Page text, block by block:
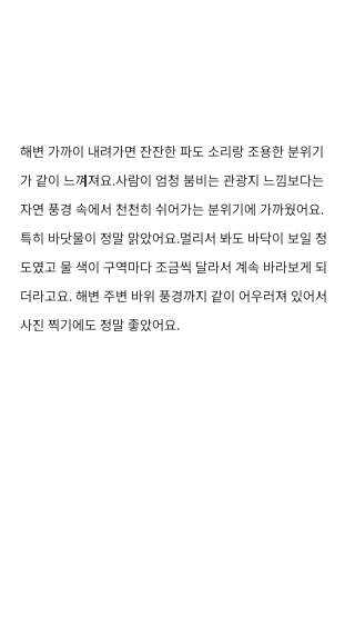
해변 가까이 내려가면 잔잔한 파도 소리랑 조용한 분위기
가 같이 느껴져요.사람이 엄청 붐비는 관광지 느낌보다는
자연 풍경 속에서 천천히 쉬어가는 분위기에 가까웠어요.
특히 바닷물이 정말 맑았어요.멀리서 봐도 바닥이 보일 정
도였고 물 색이 구역마다 조금씩 달라서 계속 바라보게 되
더라고요. 해변 주변 바위 풍경까지 같이 어우러져 있어서
사진 찍기에도 정말 좋았어요.